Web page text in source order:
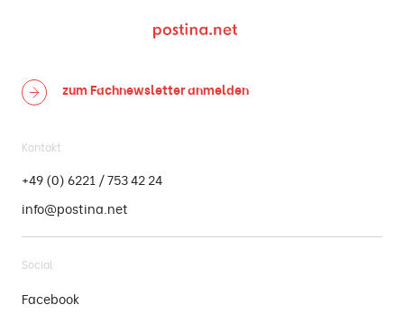
zum Fachnewsletteranmelden
Kontakt
+49 (0) 6221 / 753 42 24
info@postina.net
Social
Facebook